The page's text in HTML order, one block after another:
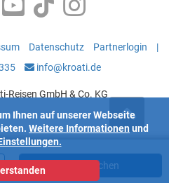
Jetzt buchen
Datenschutz Partnerlogin
|
info@kroati.de
Reisen GmbH & Co. KG
Ihnen auf unserer Webseite
Weitere Informationen und